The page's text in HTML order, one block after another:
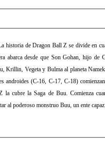
historia de Dragon Ball Z se divide en
abarca desde que Son Gohan, hijo de
Krillin, Vegeta y Bulma al planeta
androides (C-16, C-17, C-18)
la cubre la Saga de Buu. Comienza
al poderoso monstruo Buu, un ente